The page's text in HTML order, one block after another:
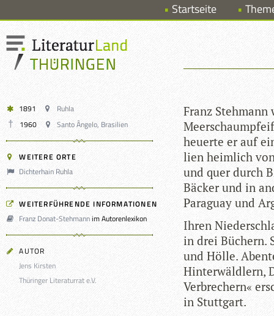
Startseite
1891
Ruhla
1960
Santo Ângelo, Brasilien
WEITERE ORTE
Dichterhain Ruhla
WEITERFÜHRENDE INFORMATIONEN
Franz Donat-Stehmannim Autorenlexikon
AUTOR
Jens Kirsten
Thüringer Literaturrat e.V.
Franz Steh­mann
heu­erte er auf
lien heim­lich
und quer durch
Bäcker und in
Para­guay und
Ihren
in drei Büchern.
und Hölle.
Hin­ter­wäld­lern,
Ver­bre­chern«
in Stuttgart.